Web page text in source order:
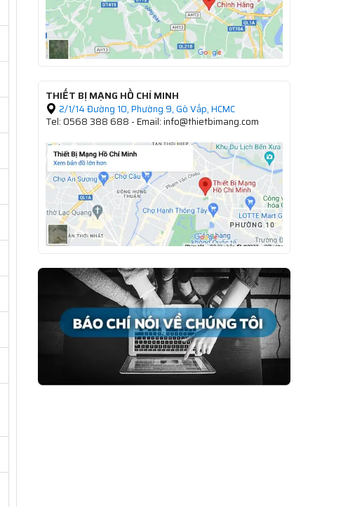
THIẾT BỊ MẠNG HỒ CHÍ MINH
2/1/14 Đường 10, Phường 9, Gò Vấp, HCMC
Tel: 0568 388 688 - Email: info@thietbimang.com